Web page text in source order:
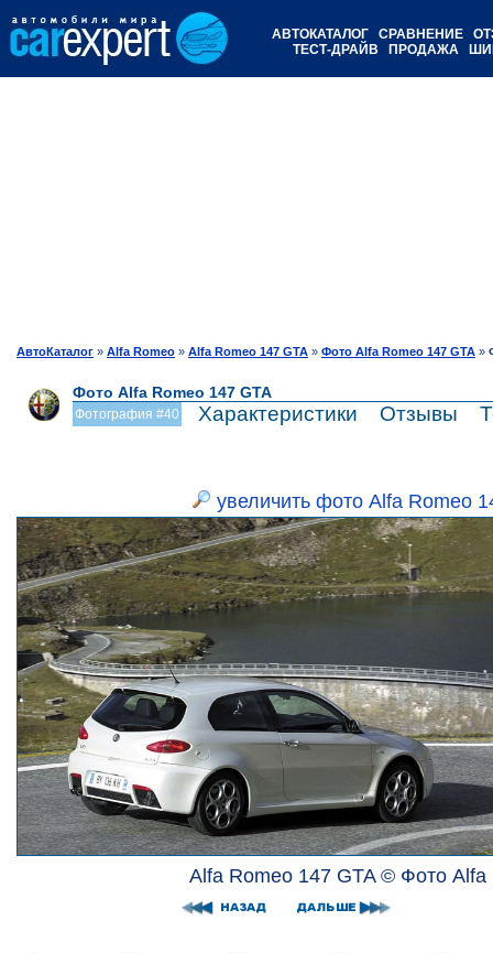
АВТОКАТАЛОГ СРАВНЕНИЕ
ТЕСТ-ДРАЙВ
ПРОДАЖА
АвтоКаталог » Alfa Romeo » Alfa Romeo 147 GTA » Фото Alfa Romeo 147 GTA »
Фото Alfa Romeo 147 GTA
Фотография #40 Характеристики Отзывы
увеличить фото Alfa Romeo
Alfa Romeo 147 GTA © Фото Alfa